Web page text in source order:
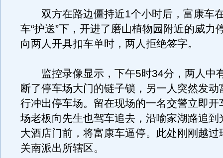
双方在路边僵持近1个小时后，富康车
车“护送”下，开进了磨山植物园附近的威力
向两人开具扣车单时，两人拒绝签字。
监控录像显示，下午5时34分，两人中
断了停车场大门的链子锁，另一人突然发动
行冲出停车场。留在现场的一名交警立即开
场老板向先生也驾车追去，沿喻家湖路追到
大酒店门前，将富康车逼停。此处刚刚越过
关南派出所辖区。